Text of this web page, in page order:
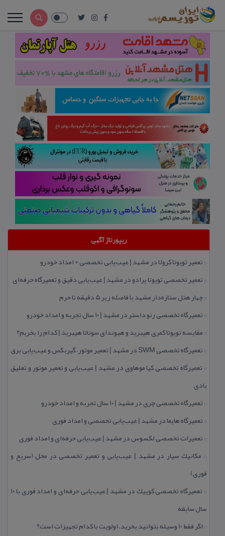
ریپورتاژ آگهی
:: تعمیر تویوتا كرولا در مشهد | عیب‌یابی تخصصی + امداد خودرو
:: تعمیر تخصصی تویوتا پرادو در مشهد | عیب‌یابی دقیق و تعمیرگاه حرفه‌ای
::چهار هتل‌ ستاره‌دار مشهد با فاصله زیر 5 دقیقه تا حرم
:: تعمیرگاه تخصصی رنو داستر در مشهد | ۱۰ سال تجربه و امداد خودرو
:: مقایسه تویوتا كمری هیبرید و هیوندای سوناتا هیبرید | كدام را بخریم؟
:: تعمیرگاه تخصصی SWM در مشهد | تعمیر موتور، گیربكس و عیب‌یابی برق
:: تعمیرگاه تخصصی كیا موهاوی در مشهد | عیب‌یابی و تعمیر موتور و تعلیق
بادی
:: تعمیرگاه تخصصی چری در مشهد | ۱۰ سال تجربه و امداد خودرو
:: تعمیرگاه هایما در مشهد | عیب‌یابی تخصصی و امداد فوری
:: تعمیرات تخصصی لكسوس در مشهد | عیب‌یابی حرفه‌ای و امداد فوری
:: مكانیك سیار در مشهد | عیب‌یابی و تعمیر تخصصی در محل (سریع و
فوری)
::
تعمیرگاه تخصصی كوییك در مشهد | عیب‌یابی حرفه‌ای و امداد فوری با ۱۰
سال سابقه
:: اگر فقط 10 وسیله بتوانید بخرید، اولویت با كدام تجهیزات است؟